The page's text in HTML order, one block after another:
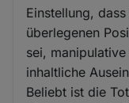
Einstellung,
überlegenen
sei,
inhaltliche
Beliebt ist die